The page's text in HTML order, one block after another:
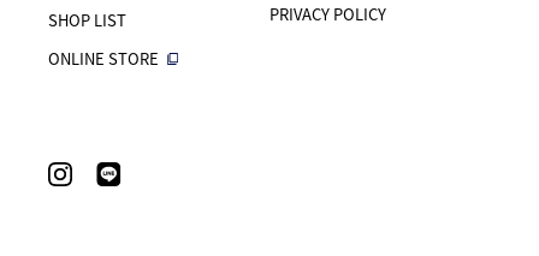
SHOP LIST
ONLINE STORE
PRIVACY POLICY